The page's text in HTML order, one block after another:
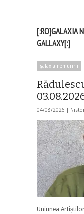
[:RO]GALAXIA
GALLAXY[:]
galaxia nemuririi
04/08/2026 |
Uniunea